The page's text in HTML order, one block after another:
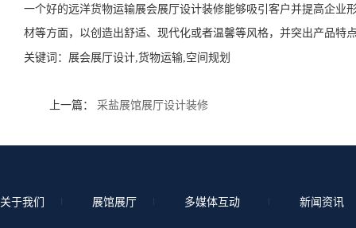
一个好的远洋货物运输展会展厅设计装修能够吸引客户并提高企
材等方面，以创造出舒适、现代化或者温馨等风格，并突出产品特
关键词： 展会展厅设计,货物运输,空间规划
上一篇： 采盐展馆展厅设计装修
关于我们 展馆展厅 多媒体互动 新闻资讯